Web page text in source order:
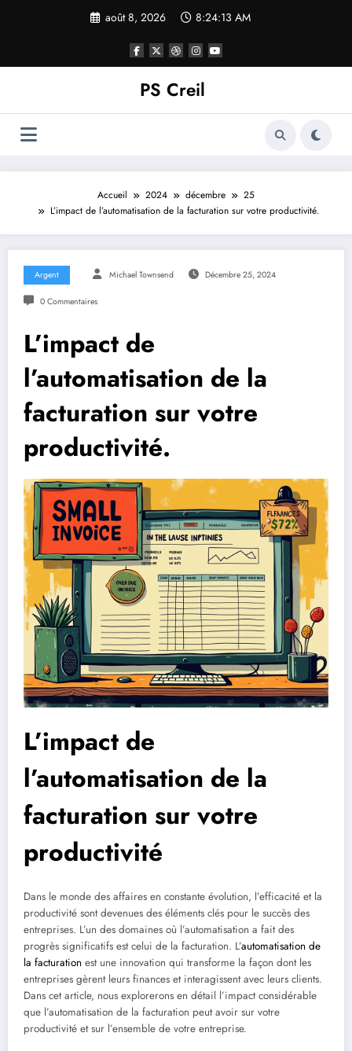
août 8, 2026 8:24:14 AM
PS Creil
Accueil 2024 décembre
25
L’impact de l’automatisation de la facturation sur votre productivité.
Argent Michael Townsend Décembre 25, 2024
0 Commentaires
L’impact de
l’automatisation de la
facturation sur votre
productivité.
L’impact de
l’automatisation de la
facturation sur votre
productivité
Dans le monde des affaires en constante évolution, l’efficacité et la
productivité sont devenues des éléments clés pour le succès des
entreprises. L’un des domaines où l’automatisation a fait des
progrès significatifs est celui de la facturation. L’automatisation de
la facturation est une innovation qui transforme la façon dont les
entreprises gèrent leurs finances et interagissent avec leurs clients.
Dans cet article, nous explorerons en détail l’impact considérable
que l’automatisation de la facturation peut avoir sur votre
productivité et sur l’ensemble de votre entreprise.